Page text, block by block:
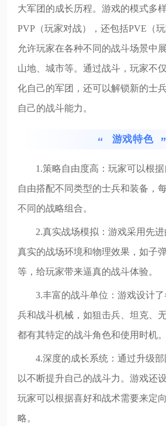
大军团的成长历程。游戏的模式多
PVP（玩家对战），还包括PVE（
允许玩家在各种不同的战斗场景中
山地、城市等。通过战斗，玩家不
化自己的军团，还可以解锁新的士
自己的战斗能力。
游戏特色
1.策略自由度高：玩家可以根据
自由搭配不同类型的士兵和装备，
不同的战略组合。
2.真实战场模拟：游戏采用先
真实的战场环境和物理效果，如子
等，给玩家带来逼真的战斗体验。
3.丰富的战斗单位：游戏设计
兵和战斗机械，如狙击兵、坦克、
都有其特定的战斗角色和使用时机。
4.深度的成长系统：通过升级
以不断提升自己的战斗力。游戏还
玩家可以根据喜好和战术需要来定
略。